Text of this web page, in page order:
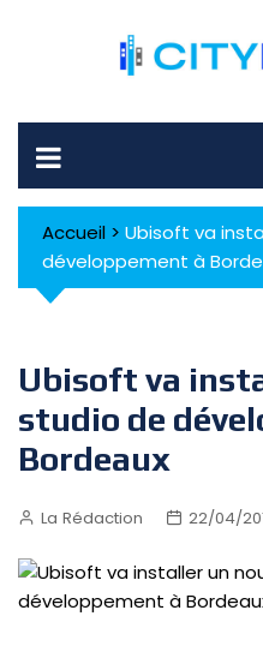
Accueil > Ubisoft va
développement à
Ubisoft va
studio de
Bordeaux
La Rédaction 22/04/